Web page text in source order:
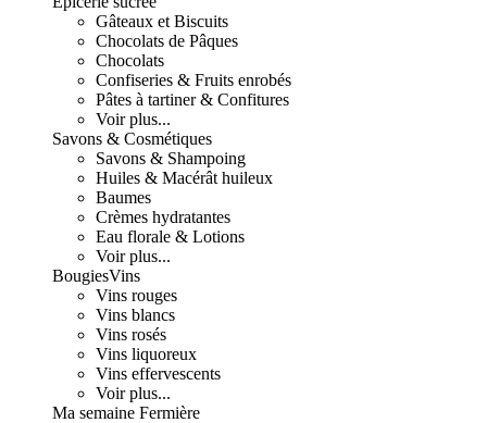
Gâteaux et Biscuits
Chocolats de Pâques
Chocolats
Confiseries & Fruits enrobés
Pâtes à tartiner & Confitures
Voir plus...
Savons & Cosmétiques
Savons & Shampoing
Huiles & Macérât huileux
Baumes
Crèmes hydratantes
Eau florale & Lotions
Voir plus...
BougiesVins
Vins rouges
Vins blancs
Vins rosés
Vins liquoreux
Vins effervescents
Voir plus...
Ma semaine Fermière